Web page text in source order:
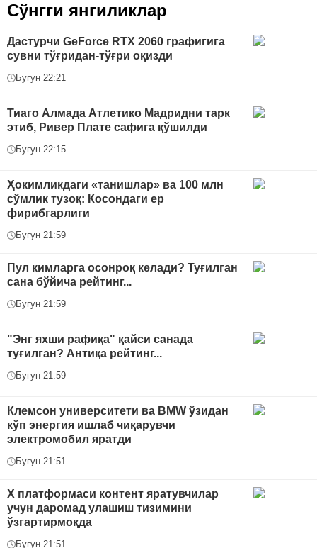
Сўнгги янгиликлар
Дастурчи GeForce RTX 2060 графигига
сувни тўғридан-тўғри оқизди
Бугун 22:21
Тиаго Алмада Атлетико Мадридни тарк
этиб, Ривер Плате сафига қўшилди
Бугун 22:15
Ҳокимликдаги «танишлар» ва 100 млн
сўмлик тузоқ: Косондаги ер
фирибгарлиги
Бугун 21:59
Пул кимларга осонроқ келади? Туғилган
сана бўйича рейтинг...
Бугун 21:59
"Энг яхши рафиқа" қайси санада
туғилган? Антиқа рейтинг...
Бугун 21:59
Клемсон университети ва BMW ўзидан
кўп энергия ишлаб чиқарувчи
электромобил яратди
Бугун 21:51
Х платформаси контент яратувчилар
учун даромад улашиш тизимини
ўзгартирмоқда
Бугун 21:51